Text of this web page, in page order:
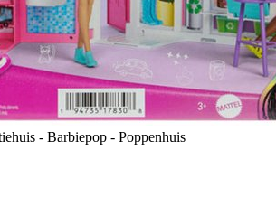
- Barbiepop - Poppenhuis